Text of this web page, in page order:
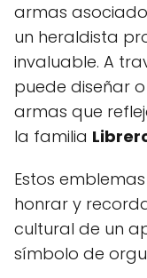
armas
un heraldista
invaluable. A
puede diseñar
armas que
la familia
Estos
honrar y
cultural de un
símbolo de